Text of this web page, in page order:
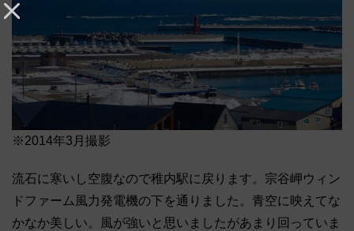
※2014年3月撮影
流石に寒いし空腹なので稚内駅に戻ります。宗谷岬ウィン
ドファーム風力発電機の下を通りました。青空に映えてな
かなか美しい。風が強いと思いましたがあまり回っていま